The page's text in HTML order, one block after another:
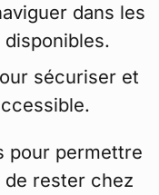
dans les
disponibles.
sécuriser et
pour permettre
de rester chez